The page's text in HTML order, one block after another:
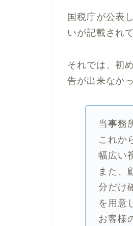
国税庁が公表
いが記載され
それでは、初
告が出来なか
当事務
これか
幅広い
また、
分だけ
を用意
お客様